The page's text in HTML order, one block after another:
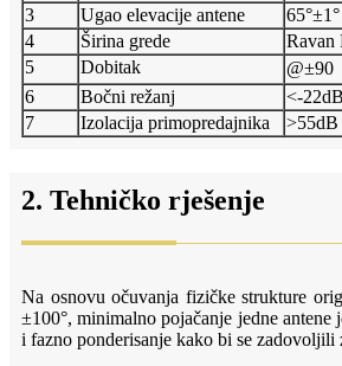
3 Ugao elevacije antene
65°±1°
4
Širina grede
Ravan
5
Dobitak
@±90
6
Bočni režanj
<-22dB
7
Izolacija primopredajnika >55dB
2. Tehničko rješenje
Na osnovu očuvanja fizičke strukture
±100°, minimalno pojačanje jedne antene
i fazno ponderisanje kako bi se